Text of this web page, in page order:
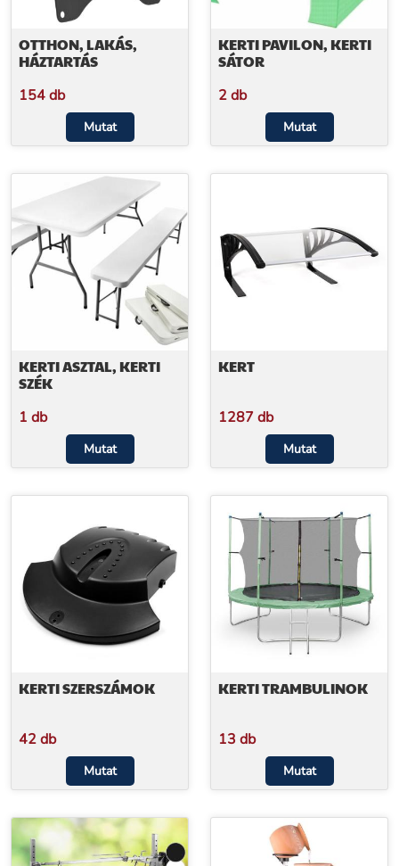
OTTHON, LAKÁS,
HÁZTARTÁS
154 db
Mutat
KERTI PAVILON, KERTI
SÁTOR
2 db
Mutat
KERTI ASZTAL, KERTI
SZÉK
1 db
Mutat
KERT
1287 db
Mutat
KERTI SZERSZÁMOK
42 db
Mutat
KERTI TRAMBULINOK
13 db
Mutat